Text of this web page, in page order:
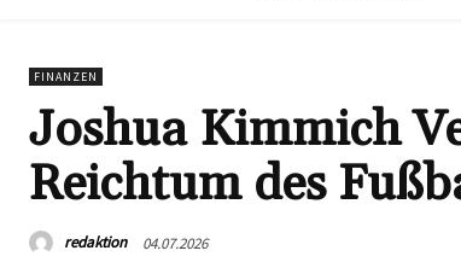
FINANZEN
Joshua Kimmich
Reichtum des
redaktion 04.07.2026